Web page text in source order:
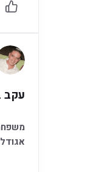
עקב